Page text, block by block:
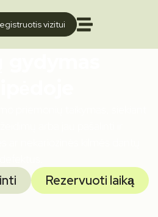
vizitui
Rezervuoti laiką